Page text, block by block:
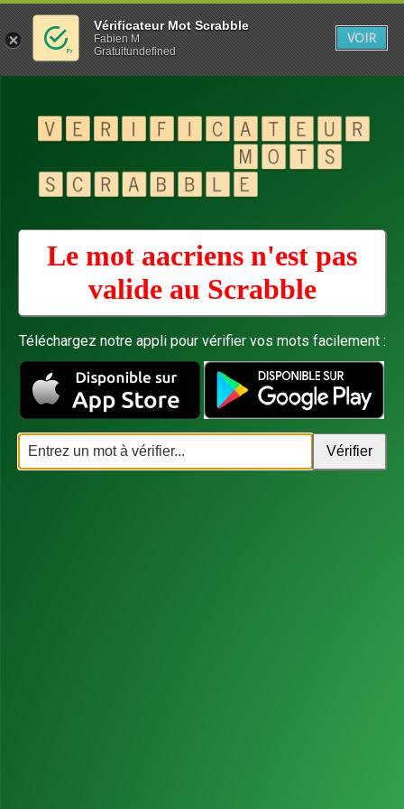
Le mot aacriens n'est pas
valide au Scrabble
Téléchargez notre appli pour vérifier vos mots facilement :
Vérificateur Mot Scrabble
Fabien M
Gratuitundefined
VOIR